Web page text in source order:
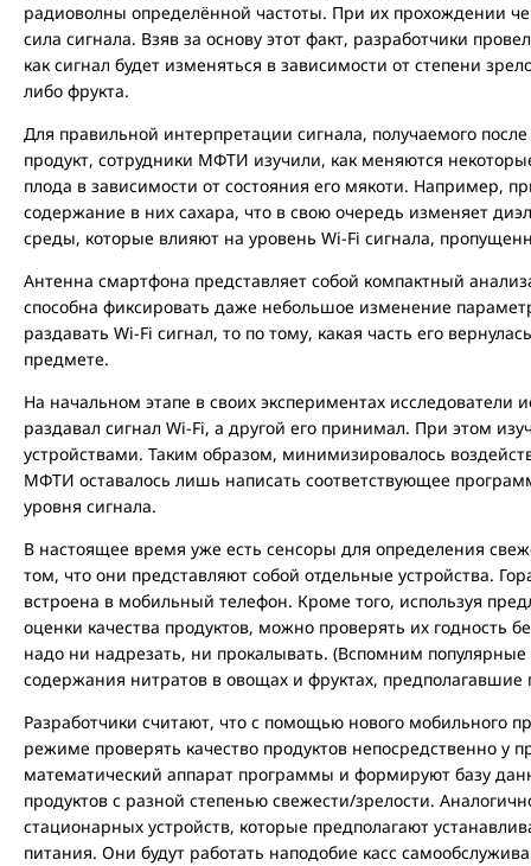
радиоволны определённой частоты. При их прохождении
сила сигнала. Взяв за основу этот факт, разработчики
как сигнал будет изменяться в зависимости от степени
либо фрукта.
Для правильной интерпретации сигнала, получаемого
продукт, сотрудники МФТИ изучили, как меняются
плода в зависимости от состояния его мякоти. Например,
содержание в них сахара, что в свою очередь изменяет
среды, которые влияют на уровень Wi-Fi сигнала,
Антенна смартфона представляет собой компактный
способна фиксировать даже небольшое изменение
раздавать Wi-Fi сигнал, то по тому, какая часть его
предмете.
На начальном этапе в своих экспериментах исследователи
раздавал сигнал Wi-Fi, а другой его принимал. При этом
устройствами. Таким образом, минимизировалось
МФТИ оставалось лишь написать соответствующее
уровня сигнала.
В настоящее время уже есть сенсоры для определения
том, что они представляют собой отдельные устройства.
встроена в мобильный телефон. Кроме того, используя
оценки качества продуктов, можно проверять их годность
надо ни надрезать, ни прокалывать. (Вспомним
содержания нитратов в овощах и фруктах,
Разработчики считают, что с помощью нового мобильного
режиме проверять качество продуктов непосредственно у
математический аппарат программы и формируют базу
продуктов с разной степенью свежести/зрелости.
стационарных устройств, которые предполагают
питания. Они будут работать наподобие касс